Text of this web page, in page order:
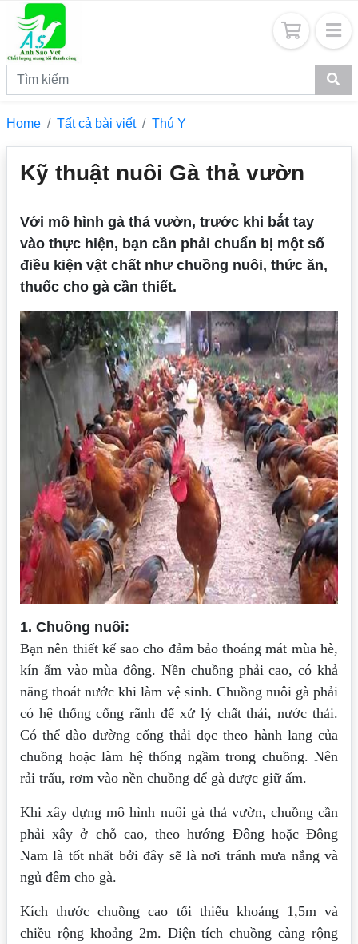
Home Tất cả bài viết Thú Y
Kỹ thuật nuôi Gà thả vườn
Với mô hình gà thả vườn, trước khi bắt tay
vào thực hiện, bạn cần phải chuẩn bị một số
điều kiện vật chất như chuồng nuôi, thức ăn,
thuốc cho gà cần thiết.
1. Chuồng nuôi:
Bạn nên thiết kế sao cho đảm bảo thoáng mát mùa hè,
kín ấm vào mùa đông. Nền chuồng phải cao, có khả
năng thoát nước khi làm vệ sinh. Chuồng nuôi gà phải
có hệ thống cống rãnh để xử lý chất thải, nước thải.
Có thể đào đường cống thải dọc theo hành lang của
chuồng hoặc làm hệ thống ngầm trong chuồng. Nên
rải trấu, rơm vào nền chuồng để gà được giữ ấm.
Khi xây dựng mô hình nuôi gà thả vườn, chuồng cần
phải xây ở chỗ cao, theo hướng Đông hoặc Đông
Nam là tốt nhất bởi đây sẽ là nơi tránh mưa nắng và
ngủ đêm cho gà.
Kích thước chuồng cao tối thiểu khoảng 1,5m và
chiều rộng khoảng 2m. Diện tích chuồng càng rộng